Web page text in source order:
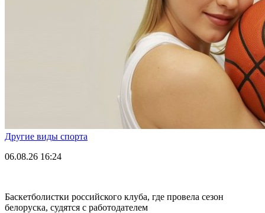
Другие виды спорта
06.08.26 16:24
Баскетболистки российского клуба, где провела сезон
белоруска, судятся с работодателем